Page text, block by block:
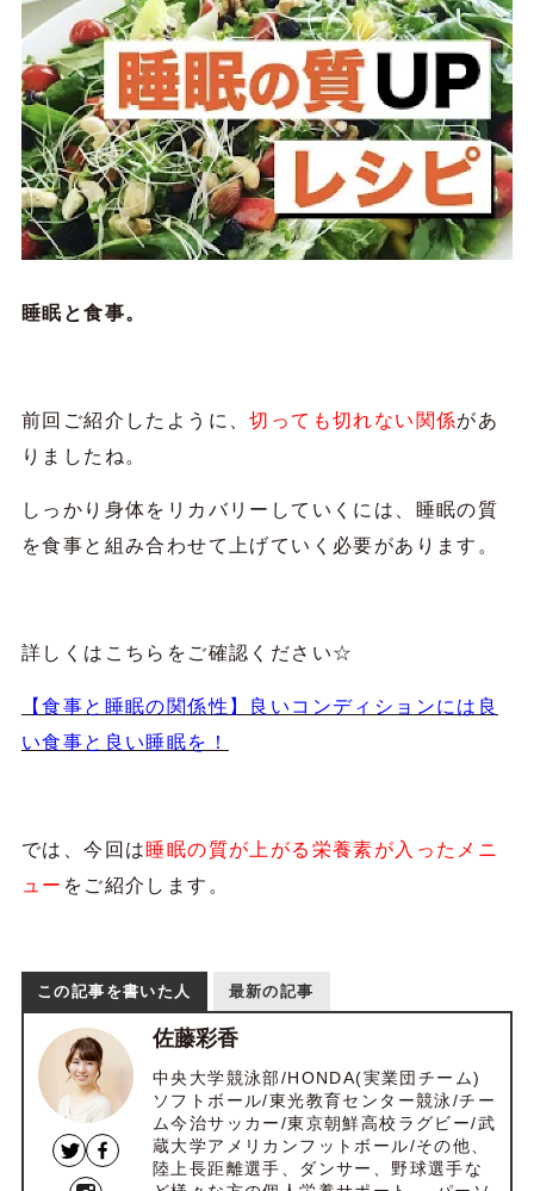
睡眠と食事。
前回ご紹介したように、切っても切れない関係があ
りましたね。
しっかり身体をリカバリーしていくには、睡眠の質
を食事と組み合わせて上げていく必要があります。
詳しくはこちらをご確認ください☆
【食事と睡眠の関係性】良いコンディションには良
い食事と良い睡眠を！
では、今回は睡眠の質が上がる栄養素が入ったメニ
ュー をご紹介します。
この記事を書いた人 最新の記事
佐藤彩香
中央大学競泳部/HONDA(実業団チーム)
ソフトボール/東光教育センター競泳/チー
ム今治サッカー/東京朝鮮高校ラグビー/武
蔵大学アメリカンフットボール/その他、
陸上長距離選手、ダンサー、野球選手な